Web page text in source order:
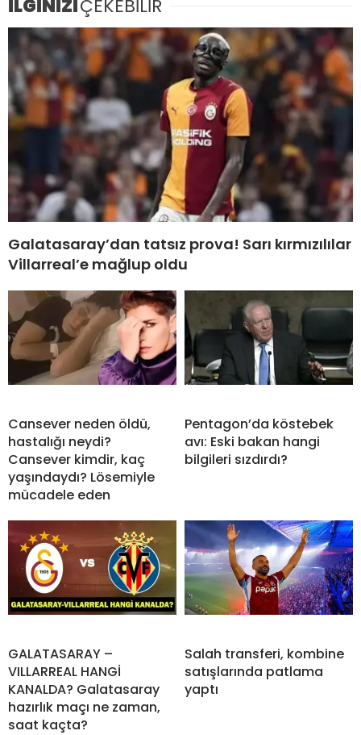
İLGİNİZİÇEKEBİLİR
Galatasaray’dan tatsız prova! Sarı kırmızılılar
Villarreal’e mağlup oldu
Cansever neden öldü,
hastalığı neydi?
Cansever kimdir, kaç
yaşındaydı? Lösemiyle
mücadele eden
Pentagon’da köstebek
avı: Eski bakan hangi
bilgileri sızdırdı?
GALATASARAY –
VILLARREAL HANGİ
KANALDA? Galatasaray
hazırlık maçı ne zaman,
saat kaçta?
Salah transferi, kombine
satışlarında patlama
yaptı